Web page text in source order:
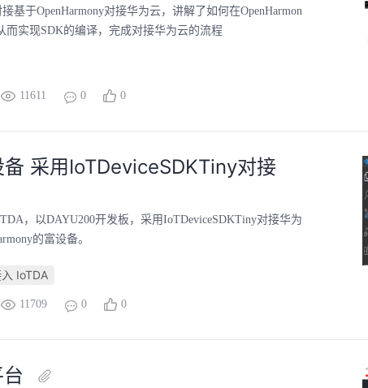
基于OpenHarmony对接华为云，讲解了如何在OpenHarmon
而实现SDK的编译，完成对接华为云的流程
11611 0 0
采用IoTDeviceSDKTiny对接
，以DAYU200开发板，采用IoTDeviceSDKTiny对接华为
的富设备。
设备接入 IoTDA
11709 0 0